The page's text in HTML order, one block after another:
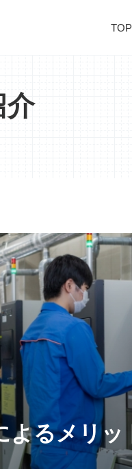
TOP
介
よるメリッ